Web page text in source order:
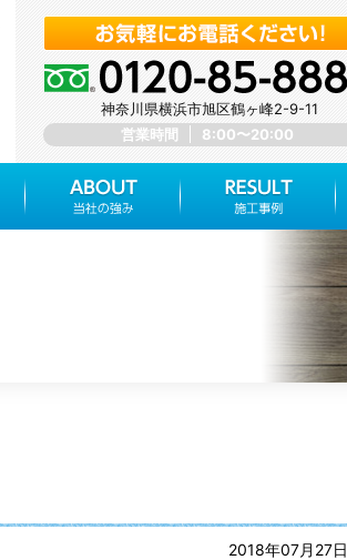
神奈川県横浜市旭区鶴ヶ峰2-9-11
営業時間
8:00〜20:00
2018年07月27日